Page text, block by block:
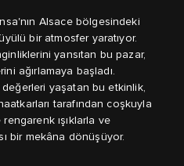
Alsace bölgesindeki
bir atmosfer yaratıyor.
yansıtan bu pazar,
ağırlamaya başladı.
değerleri yaşatan bu etkinlik,
tarafından coşkuyla
ışıklarla ve
bir mekâna dönüşüyor.